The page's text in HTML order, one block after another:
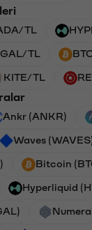
TL
GAL/TL
KITE/TL
Ankr (ANKR)
Waves
Bitcoin
Hyperliquid